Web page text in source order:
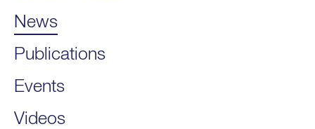
News
Publications
Events
Videos